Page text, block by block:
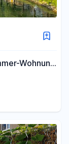
Wohnung